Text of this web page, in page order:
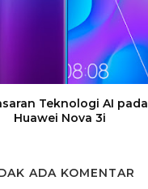
Teknologi AI pada
Huawei Nova 3i
ADA KOMENTAR